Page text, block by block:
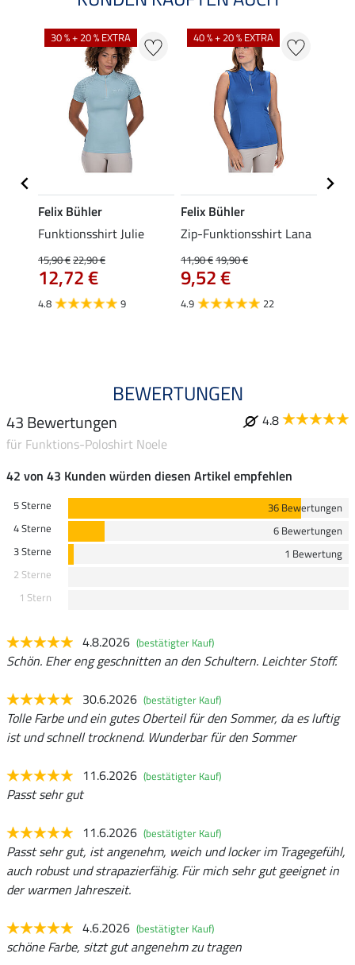
30 % + 20 % EXTRA
Felix Bühler
Funktionsshirt Julie
15,90 €22,90 €
12,72 €
4.8 9
40 % + 20 % EXTRA
Felix Bühler
Zip-Funktionsshirt Lana
11,90 €19,90 €
9,52 €
4.9 22
BEWERTUNGEN
43 Bewertungen
4.8
für Funktions-Poloshirt Noele
42 von 43 Kunden würden diesen Artikel empfehlen
5 Sterne
36 Bewertungen
4 Sterne
6 Bewertungen
3 Sterne
1 Bewertung
2 Sterne
1 Stern
4.8.2026 (bestätigter Kauf)
Schön. Eher eng geschnitten an den Schultern. Leichter Stoff.
30.6.2026 (bestätigter Kauf)
Tolle Farbe und ein gutes Oberteil für den Sommer, da es luftig
ist und schnell trocknend. Wunderbar für den Sommer
11.6.2026 (bestätigter Kauf)
Passt sehr gut
11.6.2026 (bestätigter Kauf)
Passt sehr gut, ist angenehm, weich und locker im Tragegefühl,
auch robust und strapazierfähig. Für mich sehr gut geeignet in
der warmen Jahreszeit.
4.6.2026 (bestätigter Kauf)
schöne Farbe, sitzt gut angenehm zu tragen